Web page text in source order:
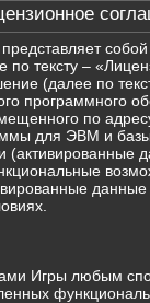
тексту –
(далее по
программного
по
для ЭВМ и
(активированные
Игры любым